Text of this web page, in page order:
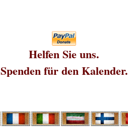
Helfen Sie uns.
Spenden für den Kalender.